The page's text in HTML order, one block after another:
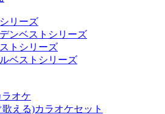
リーズ
ンベストシリーズ
トシリーズ
ベストシリーズ
オケ
える)カラオケセット